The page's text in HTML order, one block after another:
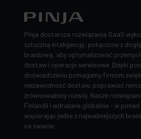
Pinja dostarcza rozwiązania SaaS
sztuczną inteligencję, połączone z
branżową, aby optymalizować
dostaw i operacje serwisowe. Dzięki
doświadczeniu pomagamy firmom
niezawodność dostaw, poprawiać
zrównoważony rozwój. Nasze
Finlandii i wdrażane globalnie - w
wspierając jedne z najważniejszych
na świecie.